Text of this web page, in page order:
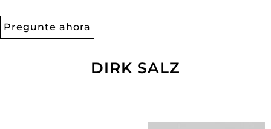
Pregunte ahora
DIRK SALZ